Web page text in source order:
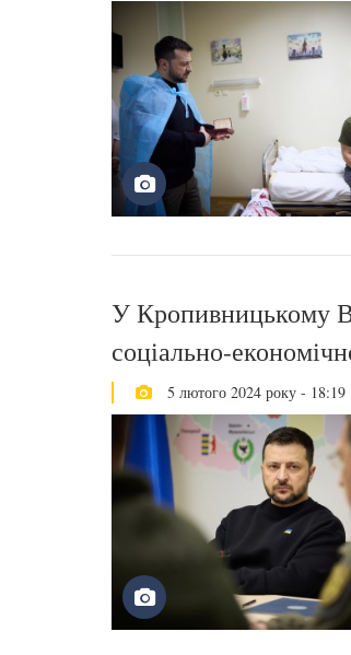
У Кропивницькому
соціально-
5 лютого 2024 року - 18:19